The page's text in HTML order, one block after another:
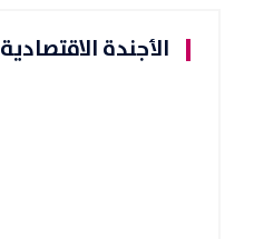
الأجندة الاقتصادية